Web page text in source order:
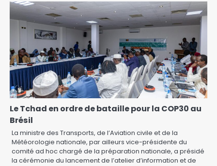
Le Tchad en ordre de bataille pour la COP30 au
Brésil
La ministre des Transports, de l’Aviation civile et de la
Météorologie nationale, par ailleurs vice-présidente du
comité ad hoc chargé de la préparation nationale, a présidé
la cérémonie du lancement de l’atelier d’information et de